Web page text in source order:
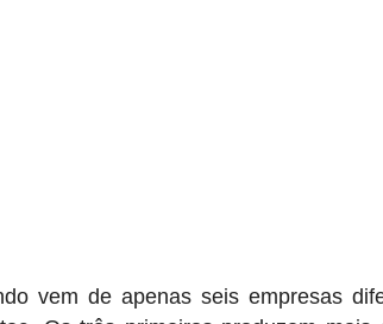
vem de apenas seis empresas